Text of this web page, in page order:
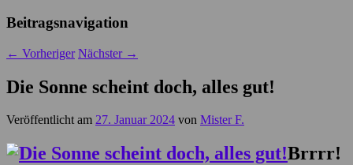
Beitragsnavigation
← Vorheriger Nächster →
Die Sonne scheint doch, alles gut!
Veröffentlicht am 27. Januar 2024 von Mister F.
Brrrr!